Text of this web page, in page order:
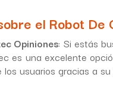
el Robot
Opiniones: Si estás
es una excelente
usuarios gracias a